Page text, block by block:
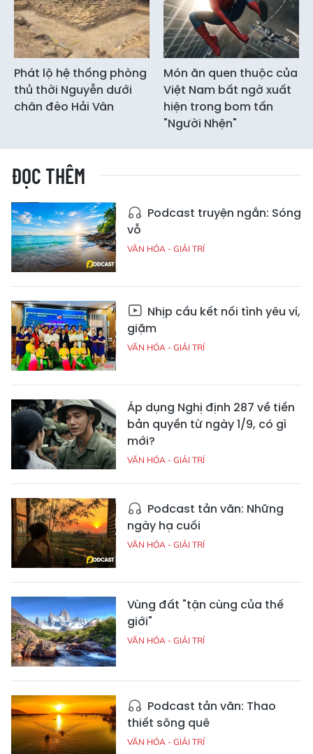
Phát lộ hệ thống phòng
thủ thời Nguyễn dưới
chân đèo Hải Vân
Món ăn quen thuộc của
Việt Nam bất ngờ xuất
hiện trong bom tấn
"Người Nhện"
ĐỌC THÊM
Podcast truyện ngắn: Sóng
vỗ
VĂN HÓA - GIẢI TRÍ
Nhịp cầu kết nối tình yêu ví,
giặm
VĂN HÓA - GIẢI TRÍ
Áp dụng Nghị định 287 về tiền
bản quyền từ ngày 1/9, có gì
mới?
VĂN HÓA - GIẢI TRÍ
Podcast tản văn: Những
ngày hạ cuối
VĂN HÓA - GIẢI TRÍ
Vùng đất "tận cùng của thế
giới"
VĂN HÓA - GIẢI TRÍ
Podcast tản văn: Thao
thiết sông quê
VĂN HÓA - GIẢI TRÍ